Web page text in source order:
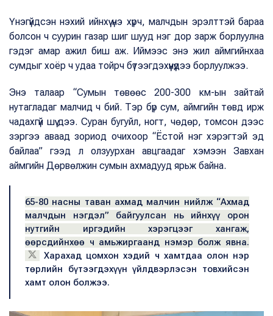
Үнэгүйдсэн нэхий ийнхүү үнэ хүрч, малчдын эрэлттэй бараа
болсон ч суурин газар шиг шууд нэг дор зарж борлуулна
гэдэг амар ажил биш аж. Иймээс энэ жил аймгийнхаа
сумдыг хоёр ч удаа тойрч бүтээгдэхүүнүүдээ борлуулжээ.
Энэ талаар “Сумын төвөөс 200-300 км-ын зайтай
нутагладаг малчид ч бий. Тэр бүр сум, аймгийн төвд ирж
чадахгүй шүү дээ. Суран бугуйл, ногт, чөдөр, томсон дээс
зэргээ аваад зориод очихоор “Ёстой нэг хэрэгтэй эд
байлаа” гээд л олзуурхан авцгаадаг хэмээн Завхан
аймгийн Дөрвөлжин сумын ахмадууд ярьж байна.
65-80 насны таван ахмад малчин нийлж “Ахмад
малчдын нэгдэл” байгуулсан нь ийнхүү орон
нутгийн иргэдийн хэрэгцээг хангаж,
өөрсдийнхөө ч амьжиргаанд нэмэр болж явна.
Харахад цомхон хэдий ч хамтдаа олон нэр
төрлийн бүтээгдэхүүн үйлдвэрлэсэн товхийсэн
хамт олон болжээ.